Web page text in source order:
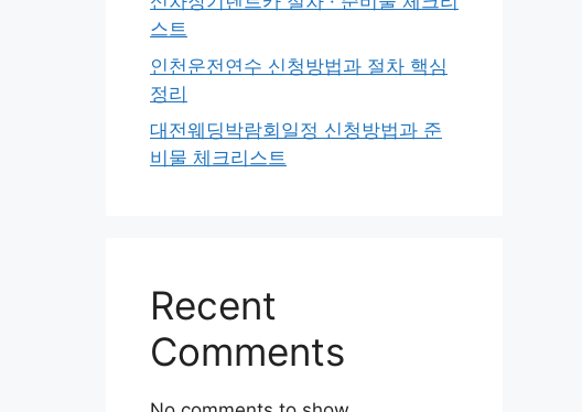
스트
인천운전연수 신청방법과 절차 핵심
정리
대전웨딩박람회일정 신청방법과 준
비물 체크리스트
Recent
Comments